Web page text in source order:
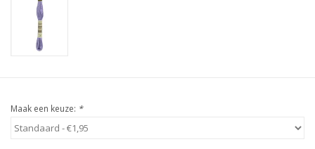
Maak een keuze: *